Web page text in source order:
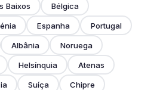
Baixos Bélgica
Espanha Portugal
Albânia Noruega
Helsínquia Atenas
Suíça Chipre